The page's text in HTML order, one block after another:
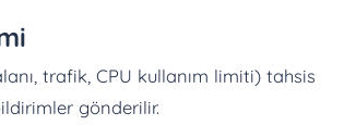
trafik, CPU kullanım limiti) tahsis
gönderilir.